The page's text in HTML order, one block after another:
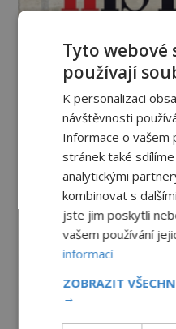
Tyto webové
používají
K personalizaci
návštěvnosti
Informace o vašem
stránek také
analytickými
kombinovat s
jste jim poskytli
vašem používání
informací
ZOBRAZIT
→